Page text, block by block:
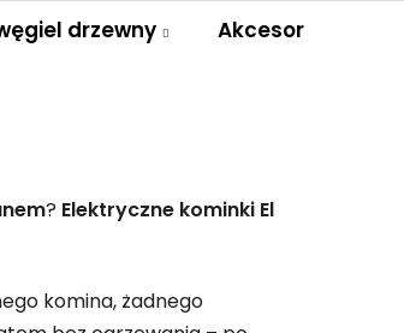
drzewny Akcesoria
? Elektryczne kominki El
komina, żadnego